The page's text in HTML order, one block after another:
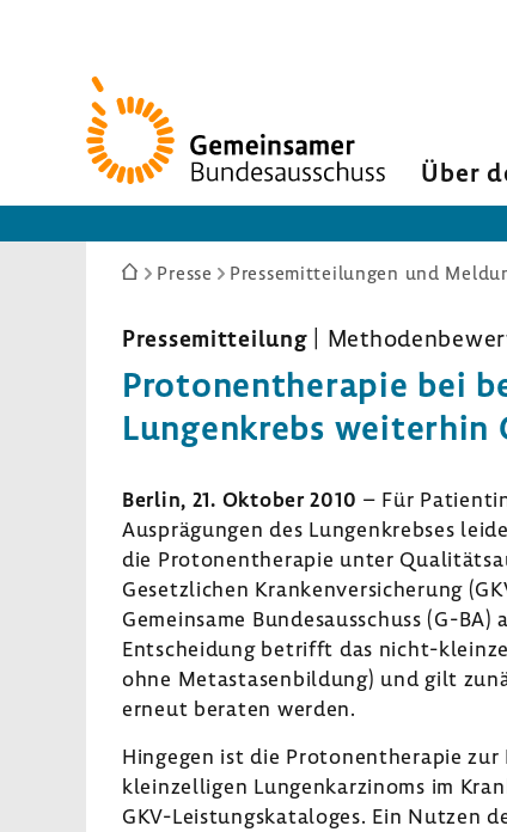
Zur
Startseite
Über
Sie
hier:
Presse Pressemitteilungen und
Pres­se­mit­tei­lung |
Proto­nen­the­rapie bei
Lungen­krebs weiterhin
Berlin, 21. Oktober 2010 – Für
Ausprä­gungen des Lungen­krebses
die Proto­nen­the­rapie unter
Gesetz­li­chen Kran­ken­ver­si­che­rung
Gemein­same Bundes­aus­schuss (G-
Entschei­dung betrifft das nicht-​
ohne Meta­sta­sen­bil­dung) und gilt
erneut beraten werden.
Hingegen ist die Proto­nen­the­rapie
kleinzelligen Lungen­kar­zi­noms im
GKV-​Leistungskataloges. Ein Nutzen